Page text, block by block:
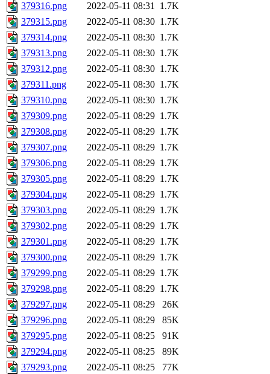
379316.png
2022-05-11 08:31 1.7K
379315.png
2022-05-11 08:30 1.7K
379314.png
2022-05-11 08:30 1.7K
379313.png
2022-05-11 08:30 1.7K
379312.png
2022-05-11 08:30 1.7K
379311.png
2022-05-11 08:30 1.7K
379310.png
2022-05-11 08:30 1.7K
379309.png
2022-05-11 08:29 1.7K
379308.png
2022-05-11 08:29 1.7K
379307.png
2022-05-11 08:29 1.7K
379306.png
2022-05-11 08:29 1.7K
379305.png
2022-05-11 08:29 1.7K
379304.png
2022-05-11 08:29 1.7K
379303.png
2022-05-11 08:29 1.7K
379302.png
2022-05-11 08:29 1.7K
379301.png
2022-05-11 08:29 1.7K
379300.png
2022-05-11 08:29 1.7K
379299.png
2022-05-11 08:29 1.7K
379298.png
2022-05-11 08:29 1.7K
379297.png
2022-05-11 08:29
26K
379296.png
2022-05-11 08:29
85K
379295.png
2022-05-11 08:25
91K
379294.png
2022-05-11 08:25
89K
379293.png
2022-05-11 08:25
77K